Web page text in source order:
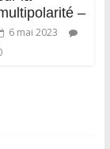
–
6 mai 2023